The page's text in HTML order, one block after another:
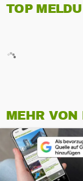
TOP
MEHR VON